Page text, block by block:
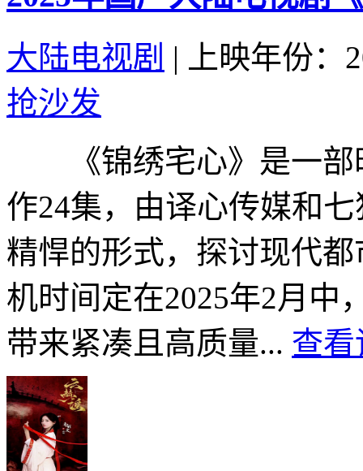
大陆电视剧 |
上映年份：
抢沙发
《锦绣宅心》是一部
作24集，由译心传媒和
精悍的形式，探讨现代
机时间定在2025年2月中
带来紧凑且高质量... 查看